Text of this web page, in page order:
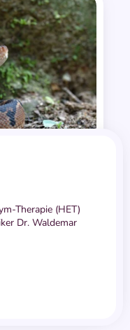
Therapie (HET)
Dr. Waldemar